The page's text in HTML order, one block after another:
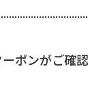
ポンがご確